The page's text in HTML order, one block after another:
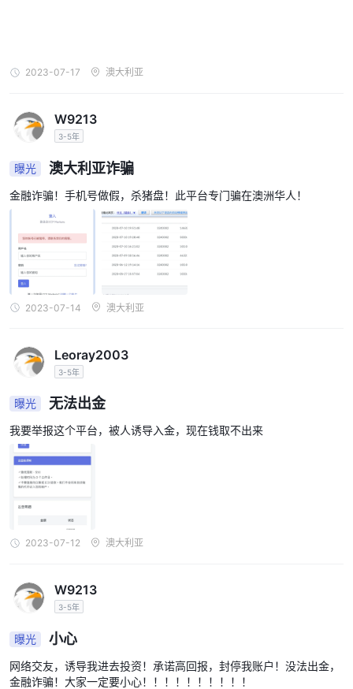
流行的MT5交易平台，但交易者在使用该平台之前应谨慎行事，并
常见问题解答（FAQ）
2023-07-17 澳大利亚
W9213
3-5年
曝光 澳大利亚诈骗
金融诈骗！手机号做假，杀猪盘！此平台专门骗在澳洲华人！
2023-07-14 澳大利亚
Leoray2003
3-5年
曝光 无法出金
我要举报这个平台，被人诱导入金，现在钱取不出来
2023-07-12 澳大利亚
W9213
3-5年
曝光 小心
网络交友，诱导我进去投资！承诺高回报，封停我账户！没法出金，
金融诈骗！大家一定要小心！！！！！！！！！！